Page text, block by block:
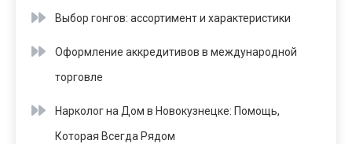
Выбор гонгов: ассортимент и характеристики
Оформление аккредитивов в международной
торговле
Нарколог на Дом в Новокузнецке: Помощь,
Которая Всегда Рядом